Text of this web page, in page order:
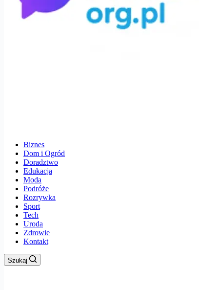
Biznes
Dom i Ogród
Doradztwo
Edukacja
Moda
Podróże
Rozrywka
Sport
Tech
Uroda
Zdrowie
Kontakt
Szukaj